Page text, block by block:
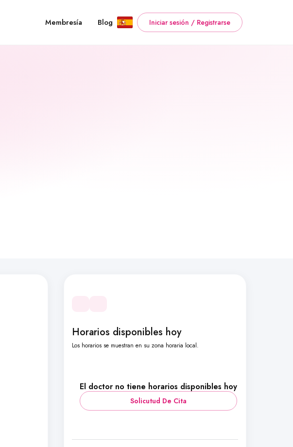
Membresía Blog Iniciar sesión / Registrarse
Horarios disponibles hoy
Los horarios se muestran en su zona horaria local.
El doctor no tiene horarios disponibles hoy
Solicutud De Cita